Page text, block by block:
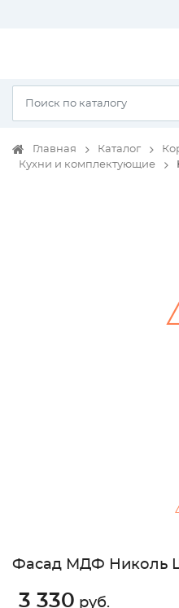
Главная Каталог
Кухни и комплектующие
Фасад МДФ Николь
3 330 руб.